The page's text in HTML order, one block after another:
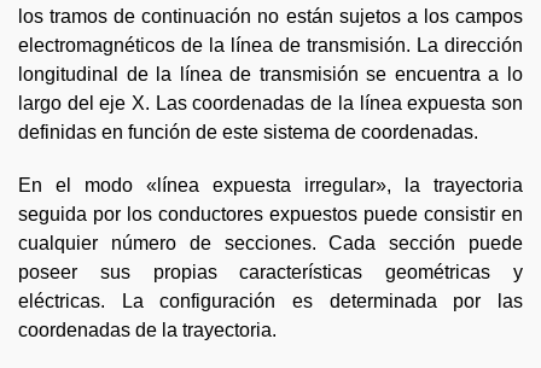
los tramos de continuación no están sujetos a los campos
electromagnéticos de la línea de transmisión. La dirección
longitudinal de la línea de transmisión se encuentra a lo
largo del eje X. Las coordenadas de la línea expuesta son
definidas en función de este sistema de coordenadas.
En el modo «línea expuesta irregular», la trayectoria
seguida por los conductores expuestos puede consistir en
cualquier número de secciones. Cada sección puede
poseer sus propias características geométricas y
eléctricas. La configuración es determinada por las
coordenadas de la trayectoria.